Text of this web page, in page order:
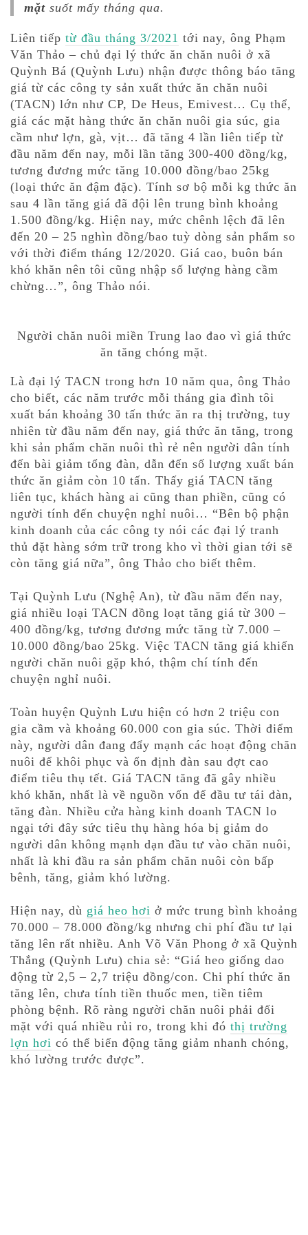
mặt suốt mấy tháng qua.
Liên tiếp từ đầu tháng 3/2021 tới nay, ông Phạm
Văn Thảo – chủ đại lý thức ăn chăn nuôi ở xã
Quỳnh Bá (Quỳnh Lưu) nhận được thông báo tăng
giá từ các công ty sản xuất thức ăn chăn nuôi
(TACN) lớn như CP, De Heus, Emivest… Cụ thể,
giá các mặt hàng thức ăn chăn nuôi gia súc, gia
cầm như lợn, gà, vịt… đã tăng 4 lần liên tiếp từ
đầu năm đến nay, mỗi lần tăng 300-400 đồng/kg,
tương đương mức tăng 10.000 đồng/bao 25kg
(loại thức ăn đậm đặc). Tính sơ bộ mỗi kg thức ăn
sau 4 lần tăng giá đã đội lên trung bình khoảng
1.500 đồng/kg. Hiện nay, mức chênh lệch đã lên
đến 20 – 25 nghìn đồng/bao tuỳ dòng sản phẩm so
với thời điểm tháng 12/2020. Giá cao, buôn bán
khó khăn nên tôi cũng nhập số lượng hàng cầm
chừng…”, ông Thảo nói.
Người chăn nuôi miền Trung lao đao vì giá thức
ăn tăng chóng mặt.
Là đại lý TACN trong hơn 10 năm qua, ông Thảo
cho biết, các năm trước mỗi tháng gia đình tôi
xuất bán khoảng 30 tấn thức ăn ra thị trường, tuy
nhiên từ đầu năm đến nay, giá thức ăn tăng, trong
khi sản phẩm chăn nuôi thì rẻ nên người dân tính
đến bài giảm tổng đàn, dẫn đến số lượng xuất bán
thức ăn giảm còn 10 tấn. Thấy giá TACN tăng
liên tục, khách hàng ai cũng than phiền, cũng có
người tính đến chuyện nghỉ nuôi… “Bên bộ phận
kinh doanh của các công ty nói các đại lý tranh
thủ đặt hàng sớm trữ trong kho vì thời gian tới sẽ
còn tăng giá nữa”, ông Thảo cho biết thêm.
Tại Quỳnh Lưu (Nghệ An), từ đầu năm đến nay,
giá nhiều loại TACN đồng loạt tăng giá từ 300 –
400 đồng/kg, tương đương mức tăng từ 7.000 –
10.000 đồng/bao 25kg. Việc TACN tăng giá khiến
người chăn nuôi gặp khó, thậm chí tính đến
chuyện nghỉ nuôi.
Toàn huyện Quỳnh Lưu hiện có hơn 2 triệu con
gia cầm và khoảng 60.000 con gia súc. Thời điểm
này, người dân đang đẩy mạnh các hoạt động chăn
nuôi để khôi phục và ổn định đàn sau đợt cao
điểm tiêu thụ tết. Giá TACN tăng đã gây nhiều
khó khăn, nhất là về nguồn vốn để đầu tư tái đàn,
tăng đàn. Nhiều cửa hàng kinh doanh TACN lo
ngại tới đây sức tiêu thụ hàng hóa bị giảm do
người dân không mạnh dạn đầu tư vào chăn nuôi,
nhất là khi đầu ra sản phẩm chăn nuôi còn bấp
bênh, tăng, giảm khó lường.
Hiện nay, dù giá heo hơi ở mức trung bình khoảng
70.000 – 78.000 đồng/kg nhưng chi phí đầu tư lại
tăng lên rất nhiều. Anh Võ Văn Phong ở xã Quỳnh
Thắng (Quỳnh Lưu) chia sẻ: “Giá heo giống dao
động từ 2,5 – 2,7 triệu đồng/con. Chi phí thức ăn
tăng lên, chưa tính tiền thuốc men, tiền tiêm
phòng bệnh. Rõ ràng người chăn nuôi phải đối
mặt với quá nhiều rủi ro, trong khi đó thị trường
lợn hơi có thể biến động tăng giảm nhanh chóng,
khó lường trước được”.